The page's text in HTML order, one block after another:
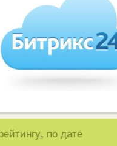
, по дате